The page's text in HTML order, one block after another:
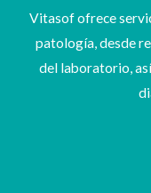
Vitasof ofrece
patología, desde
del laboratorio,